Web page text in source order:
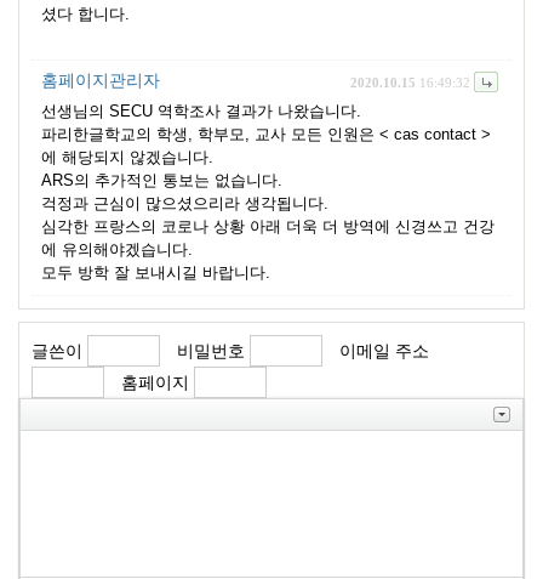
셨다 합니다.
2020.10.15 16:49:32
홈페이지관리자
선생님의 SECU 역학조사 결과가 나왔습니다.
파리한글학교의 학생, 학부모, 교사 모든 인원은 < cas contact >
에 해당되지 않겠습니다.
ARS의 추가적인 통보는 없습니다.
걱정과 근심이 많으셨으리라 생각됩니다.
심각한 프랑스의 코로나 상황 아래 더욱 더 방역에 신경쓰고 건강
에 유의해야겠습니다.
모두 방학 잘 보내시길 바랍니다.
글쓴이 비밀번호
이메일 주소
홈페이지